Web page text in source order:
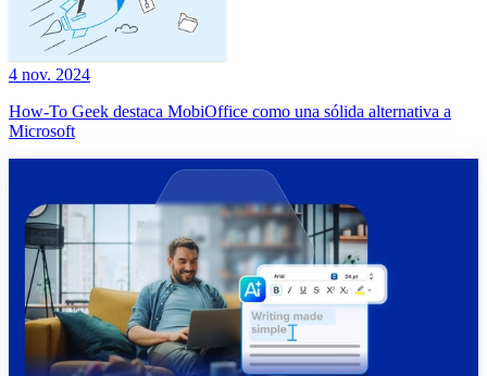
4 nov. 2024
How-To Geek destaca MobiOffice como una sólida alternativa a
Microsoft